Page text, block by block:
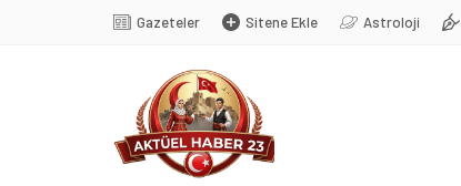
Gazeteler Sitene Ekle Astroloji